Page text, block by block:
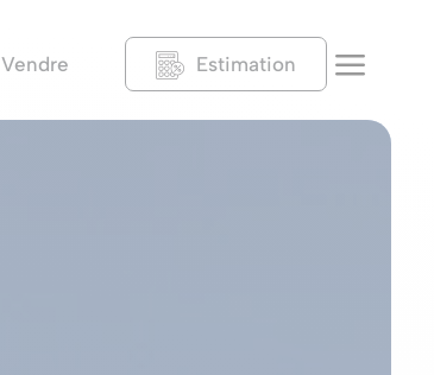
Vendre Estimation a